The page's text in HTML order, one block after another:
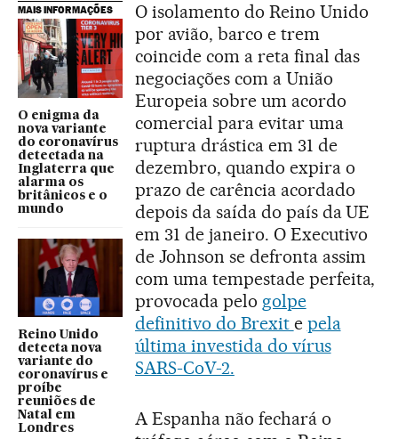
MAIS INFORMAÇÕES
O enigma da
nova variante
do coronavírus
detectada na
Inglaterra que
alarma os
britânicos e o
mundo
Reino Unido
detecta nova
variante do
coronavírus e
proíbe
reuniões de
Natal em
Londres
O isolamento do Reino Unido
por avião, barco e trem
coincide com a reta final das
negociações com a União
Europeia sobre um acordo
comercial para evitar uma
ruptura drástica em 31 de
dezembro, quando expira o
prazo de carência acordado
depois da saída do país da UE
em 31 de janeiro. O Executivo
de Johnson se defronta assim
com uma tempestade perfeita,
provocada pelo golpe
definitivo do Brexit e pela
última investida do vírus
SARS-CoV-2.
A Espanha não fechará o